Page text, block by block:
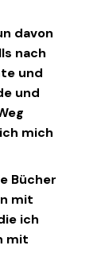
davon
nach
und
und
mich
Bücher
mit
ich
mit